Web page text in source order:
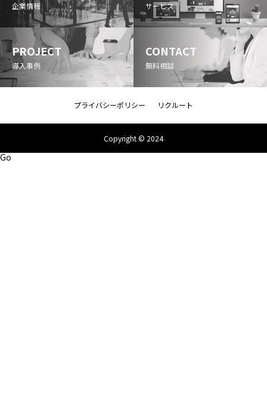
企業情報 サービス
PROJECT
導入事例
CONTACT
無料相談
プライバシーポリシー リクルート
Copyright © 2024
Go